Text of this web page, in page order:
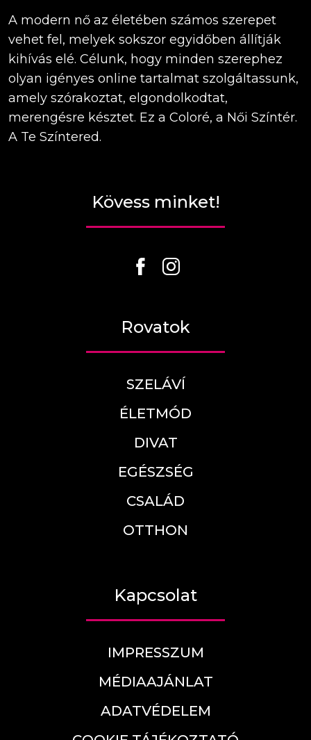
A modern nő az életében számos szerepet
vehet fel, melyek sokszor egyidőben állítják
kihívás elé. Célunk, hogy minden szerephez
olyan igényes online tartalmat szolgáltassunk,
amely szórakoztat, elgondolkodtat,
merengésre késztet. Ez a Coloré, a Női Színtér.
A Te Színtered.
Kövess minket!
Rovatok
SZELÁVÍ
ÉLETMÓD
DIVAT
EGÉSZSÉG
CSALÁD
OTTHON
Kapcsolat
IMPRESSZUM
MÉDIAAJÁNLAT
ADATVÉDELEM